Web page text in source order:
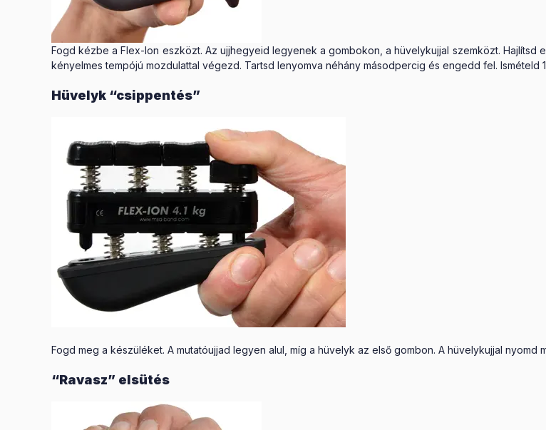
Fogd kézbe a Flex-Ion eszközt. Az ujjhegyeid legyenek a gombokon, a hüvelykujjal szemközt. Hajlítsd
kényelmes tempójú mozdulattal végezd. Tartsd lenyomva néhány másodpercig és engedd fel. Ismételd
Hüvelyk “csippentés”
Fogd meg a készüléket. A mutatóujjad legyen alul, míg a hüvelyk az első gombon. A hüvelykujjal nyomd
“Ravasz” elsütés